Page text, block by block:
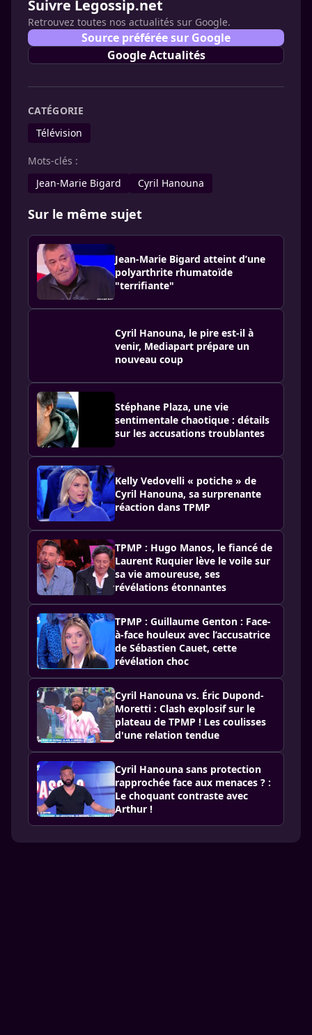
Suivre Legossip.net
Retrouvez toutes nos actualités sur Google.
Source préférée sur Google
Google Actualités
CATÉGORIE
Télévision
Mots-clés :
Jean-Marie Bigard
Cyril Hanouna
Sur le même sujet
Jean-Marie Bigard atteint d’une
polyarthrite rhumatoïde
"terrifiante"
Cyril Hanouna, le pire est-il à
venir, Mediapart prépare un
nouveau coup
Stéphane Plaza, une vie
sentimentale chaotique : détails
sur les accusations troublantes
Kelly Vedovelli « potiche » de
Cyril Hanouna, sa surprenante
réaction dans TPMP
TPMP : Hugo Manos, le fiancé de
Laurent Ruquier lève le voile sur
sa vie amoureuse, ses
révélations étonnantes
TPMP : Guillaume Genton : Face-
à-face houleux avec l’accusatrice
de Sébastien Cauet, cette
révélation choc
Cyril Hanouna vs. Éric Dupond-
Moretti : Clash explosif sur le
plateau de TPMP ! Les coulisses
d'une relation tendue
Cyril Hanouna sans protection
rapprochée face aux menaces ? :
Le choquant contraste avec
Arthur !